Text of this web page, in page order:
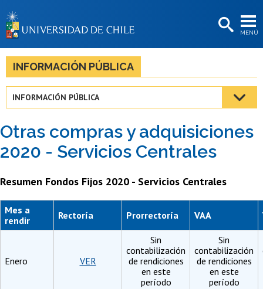
MENÚ
BIBLIOTECAS
LA UNIVERSIDAD
Estudiantes
Académicas/os
Funcionarias/os
Egresadas/os
INFORMACIÓN PÚBLICA
INFORMACIÓN PÚBLICA
Otras compras y adquisiciones
2020 - Servicios Centrales
Resumen Fondos Fijos 2020 - Servicios Centrales
Mes a
rendir
Rectoría Prorrectoría VAA
Enero VER
Sin
contabilización
de rendiciones
en este
período
Sin
contabilización
de rendiciones
en este
período